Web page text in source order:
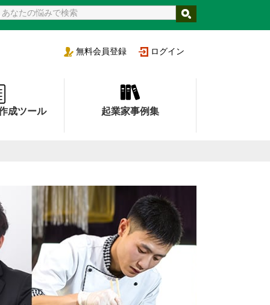
ログイン
無料会員登録
成ツール 起業家事例集